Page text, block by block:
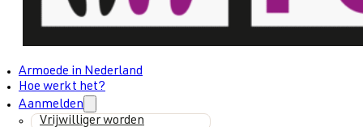
Armoede in Nederland
Hoe werkt het?
Aanmelden
Vrijwilliger worden